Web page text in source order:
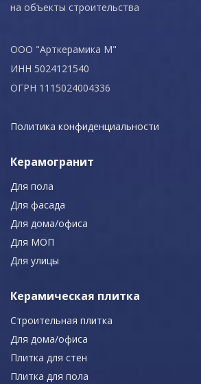
на объекты строительства
ООО "Арткерамика М"
ИНН 5024121540
ОГРН 1115024004336
Политика конфиденциальности
Керамогранит
Для пола
Для фасада
Для дома/офиса
Для МОП
Для улицы
Керамическая плитка
Строительная плитка
Для дома/офиса
Плитка для стен
Плитка для пола